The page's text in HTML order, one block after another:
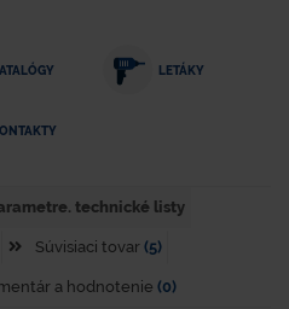
LETÁKY
technické listy
Súvisiaci tovar (5)
a hodnotenie (0)